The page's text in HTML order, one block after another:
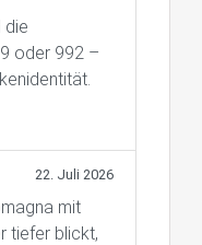
die
oder 992 –
22. Juli 2026
mit
tiefer blickt,